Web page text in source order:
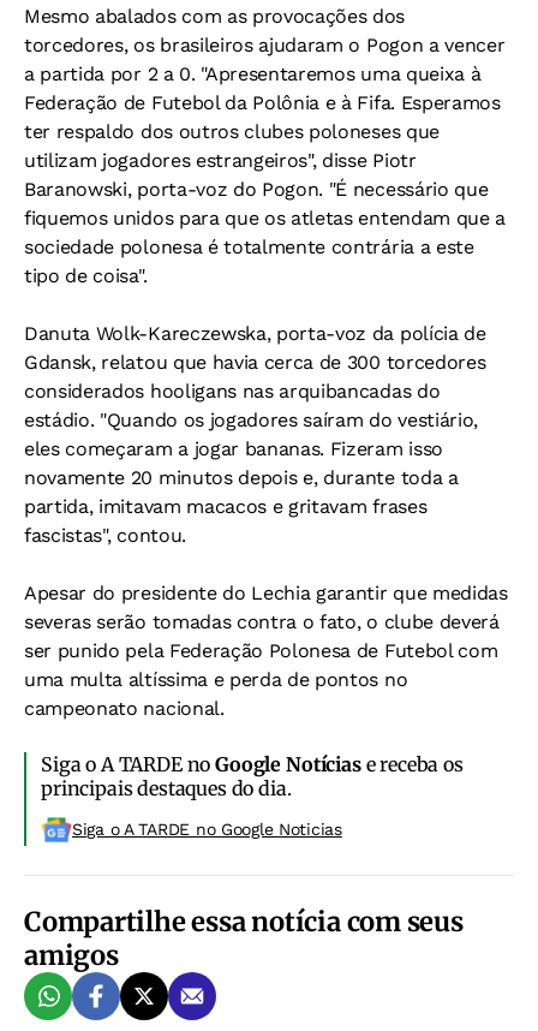
Mesmo abalados com as provocações dos
torcedores, os brasileiros ajudaram o Pogon a vencer
a partida por 2 a 0. "Apresentaremos uma queixa à
Federação de Futebol da Polônia e à Fifa. Esperamos
ter respaldo dos outros clubes poloneses que
utilizam jogadores estrangeiros", disse Piotr
Baranowski, porta-voz do Pogon. "É necessário que
fiquemos unidos para que os atletas entendam que a
sociedade polonesa é totalmente contrária a este
tipo de coisa".
Danuta Wolk-Kareczewska, porta-voz da polícia de
Gdansk, relatou que havia cerca de 300 torcedores
considerados hooligans nas arquibancadas do
estádio. "Quando os jogadores saíram do vestiário,
eles começaram a jogar bananas. Fizeram isso
novamente 20 minutos depois e, durante toda a
partida, imitavam macacos e gritavam frases
fascistas", contou.
Apesar do presidente do Lechia garantir que medidas
severas serão tomadas contra o fato, o clube deverá
ser punido pela Federação Polonesa de Futebol com
uma multa altíssima e perda de pontos no
campeonato nacional.
Siga o A TARDE noGoogle Notíciase receba os
principais destaques do dia.
Siga o A TARDE no Google Noticias
Compartilhe essa notícia com seus
amigos